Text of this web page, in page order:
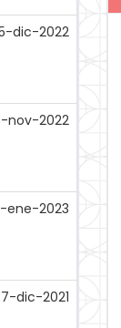
dic-2022
nov-2022
ene-2023
7-dic-2021